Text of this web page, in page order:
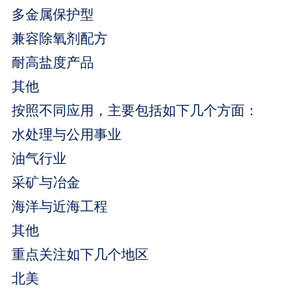
多金属保护型
兼容除氧剂配方
耐高盐度产品
其他
按照不同应用，主要包括如下几个方面：
水处理与公用事业
油气行业
采矿与冶金
海洋与近海工程
其他
重点关注如下几个地区
北美